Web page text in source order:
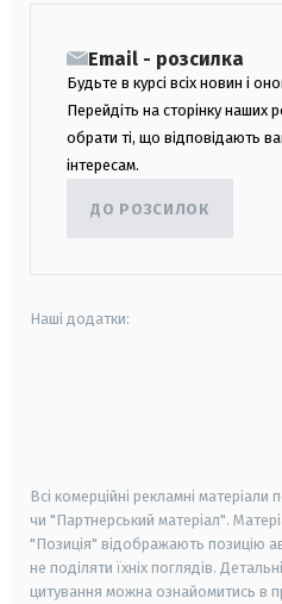
Email - розсилка
Будьте в курсі всіх новин і
Перейдіть на сторінку наших
обрати ті, що відповідають
інтересам.
ДО РОЗСИЛОК
Наші додатки:
Всі комерційні рекламні
чи "Партнерський матеріал".
"Позиція" відображають позицію
не поділяти їхніх поглядів.
цитування можна ознайомитись в